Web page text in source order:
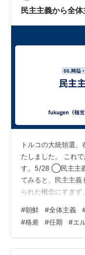
与野党対決の構図と
民主主義から全体
トルコの大統領選
たしました。 これ
す。5/28 ◯民主主
てみると、民主主義
られた概念にすぎず
といえば、どこにも
主義共和国みたいに
も国民のためと、口
裁の国家だらけです
#朝鮮 #全体主義
#格差 #任期 #エ